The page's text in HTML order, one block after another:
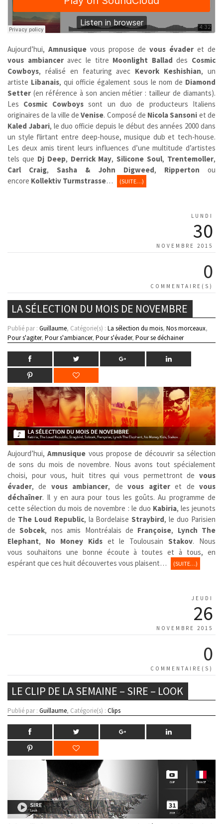
Aujourd’hui, Amnusique vous propose de vous évader et de
vous ambianceravec le titre Moonlight Ballad des Cosmic
Cowboys, réalisé en featuring avec Kevork Keshishian, un
artiste Libanais, qui officie également sous le nom de Diamond
Setter (en référence à son ancien métier : tailleur de diamants).
Les Cosmic Cowboyssont un duo de producteurs Italiens
originaires de la ville deVenise. Composé de Nicola Sansoni et de
Kaled Jabari, le duo officie depuis le début des années 2000 dans
un style flirtant entre deep-house, musique dub et tech-house.
Les deux amis tirent leurs influences d’une multitude d’artistes
tels que Dj Deep, Derrick May,Silicone Soul, Trentemoller,
Carl Craig,Sasha & John Digweed, Ripperton ou
encore Kollektiv Turmstrasse… (SUITE…)
LUNDI
30
NOVEMBRE 2015
0
COMMENTAIRE(S)
LA SÉLECTION DU MOIS DE NOVEMBRE
Publié par : Guillaume, Catégorie(s) : La sélection du mois, Nos morceaux,
Pour s'agiter, Pour s'ambiancer, Pour s'évader, Pour se déchainer
Aujourd’hui,Amnusique vous propose de découvrir sa sélection
de sons du mois de novembre. Nous avons tout spécialement
choisi, pour vous, huit titres qui vous permettront de vous
évader, de vous ambiancer, devous agiteret devous
déchaîner. Il y en aura pour tous les goûts. Au programme de
cette sélection du mois de novembre : le duo Kabiria, les jeunots
de The Loud Republic, la BordelaiseStraybird, le duo Parisien
deSobcek, nos amis Montréalais de Françoise, Lynch The
Elephant, No Money Kidset le ToulousainStakov. Nous
vous souhaitons une bonne écoute à toutes et à tous, en
espérant que ces huit découvertes vous plaisent…
(SUITE…)
JEUDI
26
NOVEMBRE 2015
0
COMMENTAIRE(S)
LE CLIP DE LA SEMAINE – SIRE – LOOK
Publié par : Guillaume, Catégorie(s) : Clips